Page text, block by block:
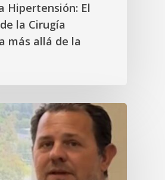
Hipertensión: El
la Cirugía
más allá de la